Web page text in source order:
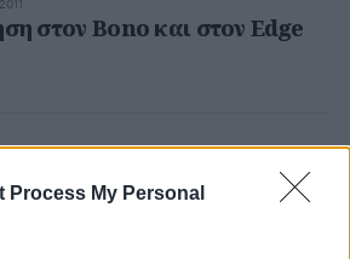
Process My Personal
στον Bono και στον Edge